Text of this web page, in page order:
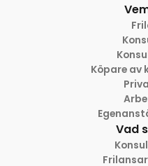
Köpare av
Vad